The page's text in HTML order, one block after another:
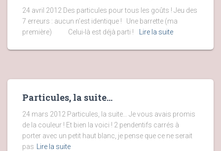
24 avril 2012 Des particules pour tous les goûts ! Jeu des
7 erreurs : aucun n’est identique ! Une barrette (ma
première) Celui-là est déjà parti !
Lire la suite
Particules, la suite…
24 mars 2012 Particules, la suite… Je vous avais promis
de la couleur ! Et bien la voici ! 2 pendentifs carrés à
porter avec un petit haut blanc, je pense que ce ne serait
pas
Lire la suite